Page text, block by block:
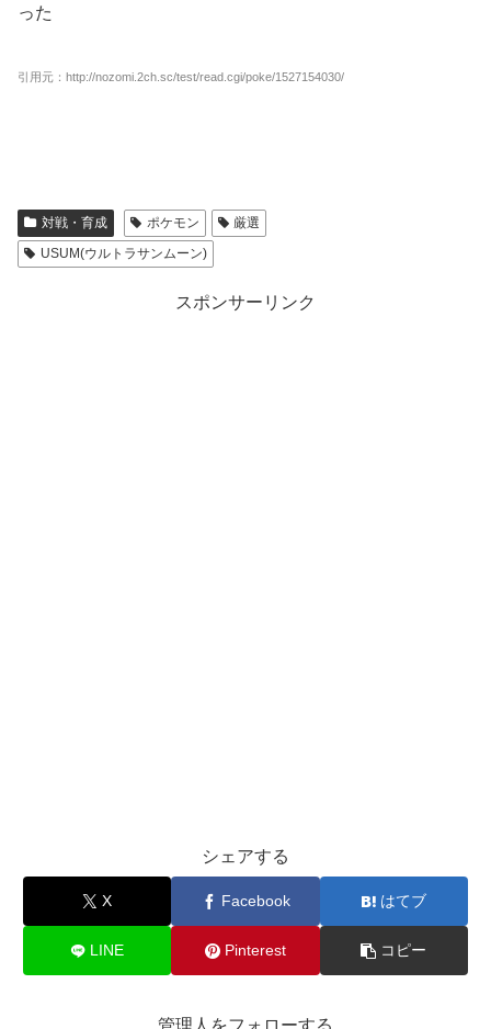
った
引用元：http://nozomi.2ch.sc/test/read.cgi/poke/1527154030/
対戦・育成 ポケモン
厳選
USUM(ウルトラサンムーン)
スポンサーリンク
シェアする
X Facebook はてブ
LINE Pinterest コピー